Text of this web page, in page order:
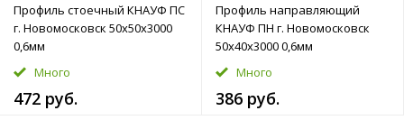
Профиль стоечный КНАУФ ПС
г. Новомосковск 50x50x3000
0,6мм
Много
472 руб.
Профиль направляющий
КНАУФ ПН г. Новомосковск
50x40x3000 0,6мм
Много
386 руб.